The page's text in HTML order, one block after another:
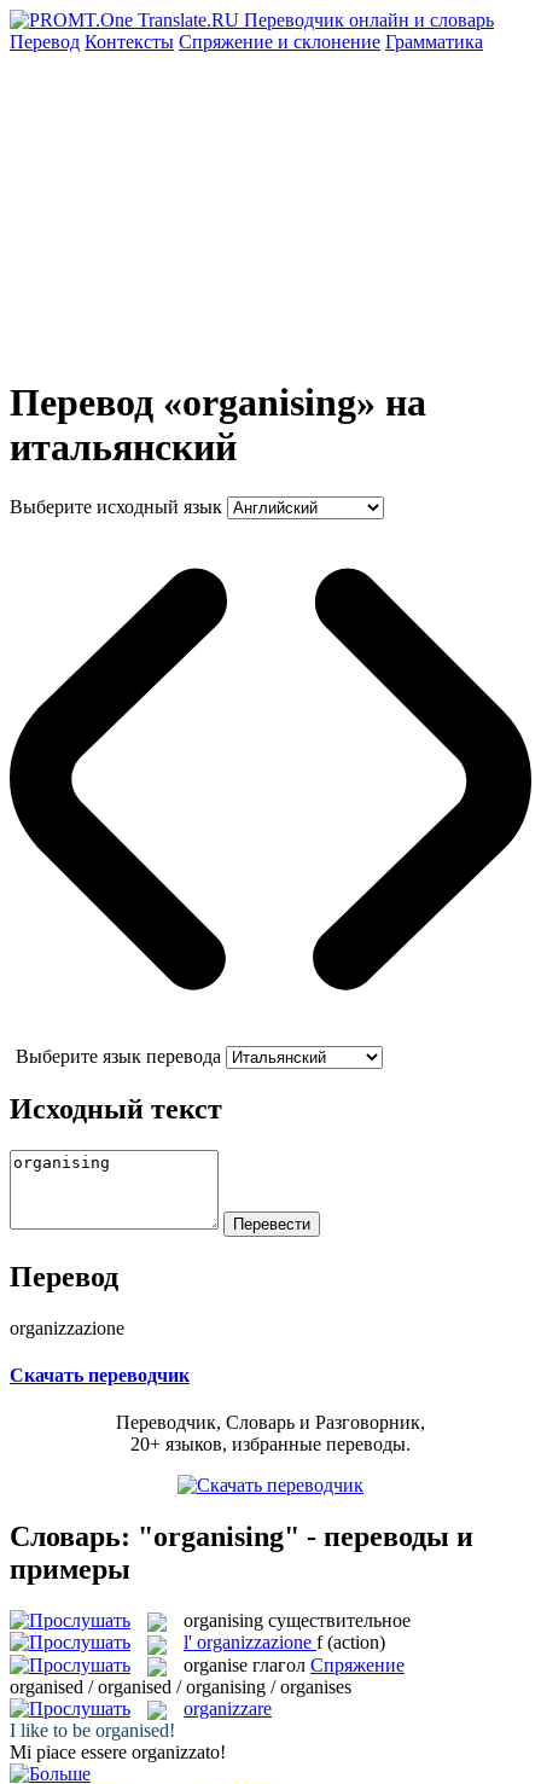
Перевод Контексты Спряжение и склонение Грамматика
Перевод «organising» на
итальянский
Выберите исходный язык
Выберите язык перевода
Исходный текст
Перевод
organizzazione
Скачать переводчик
Переводчик, Словарь и Разговорник,
20+ языков, избранные переводы.
Словарь: "organising" - переводы и
примеры
organising существительное
l' organizzazione f (action)
organise глагол Спряжение
organised / organised / organising / organises
organizzare
I like to be organised!
Mi piace essere organizzato!